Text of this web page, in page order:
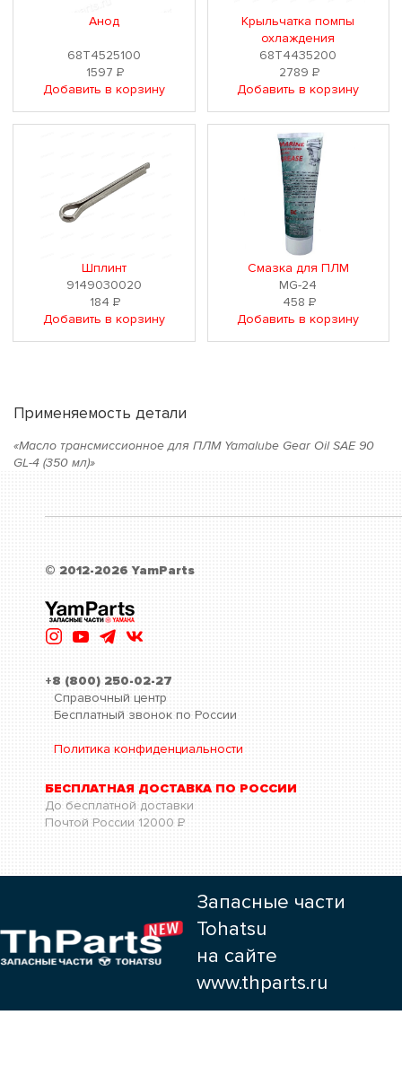
Анод
68T4525100
1597 Р
Добавить в корзину
Крыльчатка помпы
охлаждения
68T4435200
2789 Р
Добавить в корзину
Шплинт
9149030020
184 Р
Добавить в корзину
Смазка для ПЛМ
MG-24
458 Р
Добавить в корзину
Применяемость детали
«Масло трансмиссионное для ПЛМ Yamalube Gear Oil SAE 90
GL-4 (350 мл)»
© 2012-2026 YamParts
+8 (800) 250-02-27
Справочный центр
Бесплатный звонок по России
Политика конфиденциальности
БЕСПЛАТНАЯ ДОСТАВКА ПО РОССИИ
До бесплатной доставки
Почтой России 12000 Р
Запасные части
Tohatsu
на сайте
www.thparts.ru